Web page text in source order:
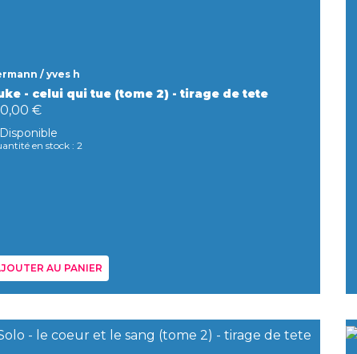
/ yves h
- celui qui tue (tome 2) - tirage de tete
€
Disponible
en stock : 2
AU PANIER